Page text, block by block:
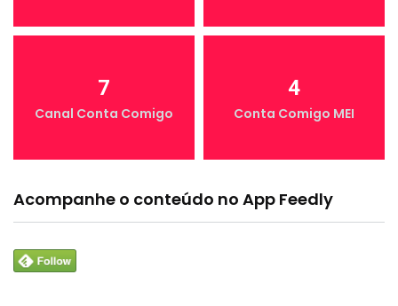
7
Canal Conta Comigo
4
Conta Comigo MEI
Acompanhe o conteúdo no App Feedly